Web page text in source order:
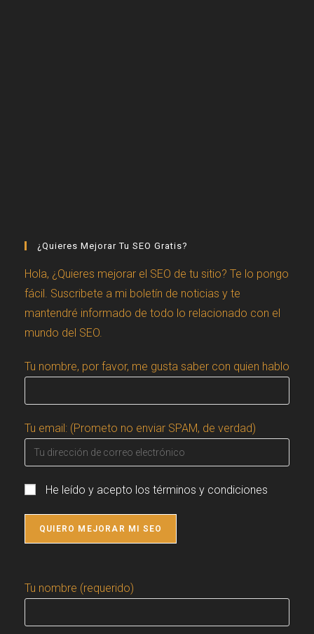
¿Quieres Mejorar Tu SEO Gratis?
Hola, ¿Quieres mejorar el SEO de tu sitio? Te lo pongo
fácil. Suscribete a mi boletín de noticias y te
mantendré informado de todo lo relacionado con el
mundo del SEO.
Tu nombre, por favor, me gusta saber con quien hablo
Tu email: (Prometo no enviar SPAM, de verdad)
He leído y acepto los términos y condiciones
Tu nombre (requerido)